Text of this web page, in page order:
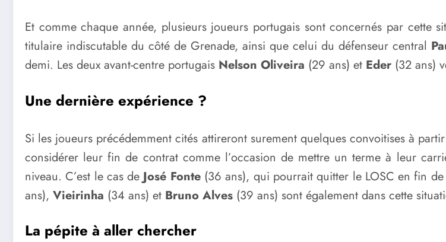
Et comme chaque année, plusieurs joueurs portugais sont concernés par cette
titulaire indiscutable du côté de Grenade, ainsi que celui du défenseur central
demi. Les deux avant-centre portugais Nelson Oliveira (29 ans) et Eder (32 ans)
Une dernière expérience ?
Si les joueurs précédemment cités attireront surement quelques convoitises à
considérer leur fin de contrat comme l’occasion de mettre un terme à leur
niveau. C’est le cas de José Fonte(36 ans), qui pourrait quitter le LOSC en fin
ans), Vieirinha (34 ans) et Bruno Alves (39 ans) sont également dans cette
La pépite à aller chercher